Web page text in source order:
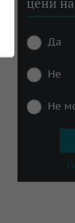
Да
Не
Не